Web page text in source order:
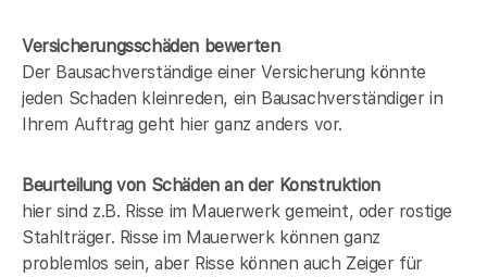
Versicherungsschäden bewerten
Der Bausachverständige einer Versicherung könnte
jeden Schaden kleinreden, ein Bausachverständiger in
Ihrem Auftrag geht hier ganz anders vor.
Beurteilung von Schäden an der Konstruktion
hier sind z.B. Risse im Mauerwerk gemeint, oder rostige
Stahlträger. Risse im Mauerwerk können ganz
problemlos sein, aber Risse können auch Zeiger für